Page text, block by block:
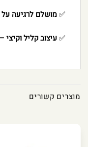
✅מושלם לרגיעה
✅ עיצוב קליל
מוצרים קשורים